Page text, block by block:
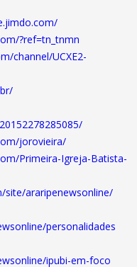
?ref=tn_tnmn
channel/UCXE2-
jorovieira/
Primeira-Igreja-Batista-
site/araripenewsonline/
personalidades
ipubi-em-foco